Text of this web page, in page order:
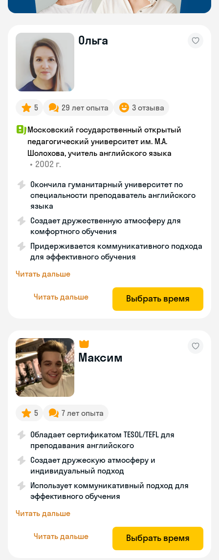
Ольга
5 29 лет опыта 3 отзыва
Московский государственный открытый
педагогический университет им. М.А.
Шолохова, учитель английского языка
• 2002 г.
Окончила гуманитарный университет по
специальности преподаватель английского
языка
Создает дружественную атмосферу для
комфортного обучения
Придерживается коммуникативного подхода
для эффективного обучения
Читать дальше
Читать дальше Выбрать время
Максим
5 7 лет опыта
Обладает сертификатом TESOL/TEFL для
преподавания английского
Создает дружескую атмосферу и
индивидуальный подход
Использует коммуникативный подход для
эффективного обучения
Читать дальше
Читать дальше Выбрать время